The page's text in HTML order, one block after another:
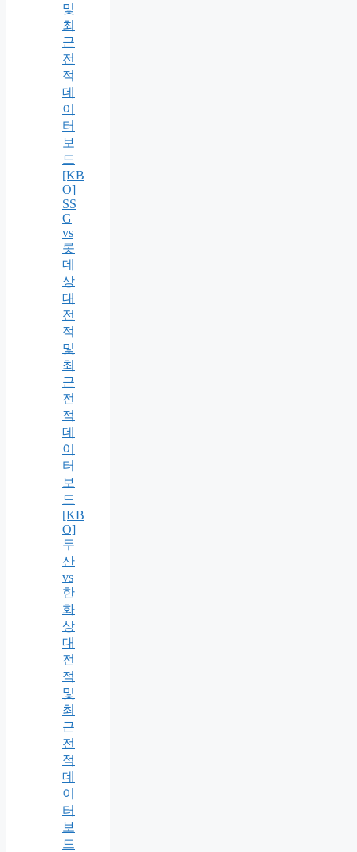
및
최
근
전
적
데
이
터
보
드
[KB
O]
SS
G
vs
롯
데
상
대
전
적
및
최
근
전
적
데
이
터
보
드
[KB
O]
두
산
vs
한
화
상
대
전
적
및
최
근
전
적
데
이
터
보
드